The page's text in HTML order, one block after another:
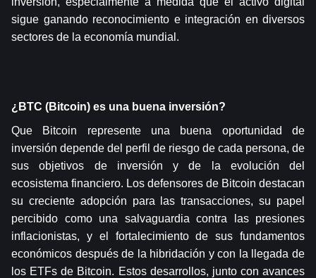
sigue ganando reconocimiento e integración en diversos
sectores de la economía mundial.
¿BTC (Bitcoin) es una buena inversión?
Que Bitcoin represente una buena oportunidad de
inversión depende del perfil de riesgo de cada persona, de
sus objetivos de inversión y de la evolución del
ecosistema financiero. Los defensores de Bitcoin destacan
su creciente adopción para las transacciones, su papel
percibido como una salvaguardia contra las presiones
inflacionistas, y el fortalecimiento de sus fundamentos
económicos después de la hibridación y con la llegada de
los ETFs de Bitcoin. Estos desarrollos, junto con avances